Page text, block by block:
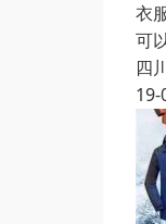
衣
可
四
19-